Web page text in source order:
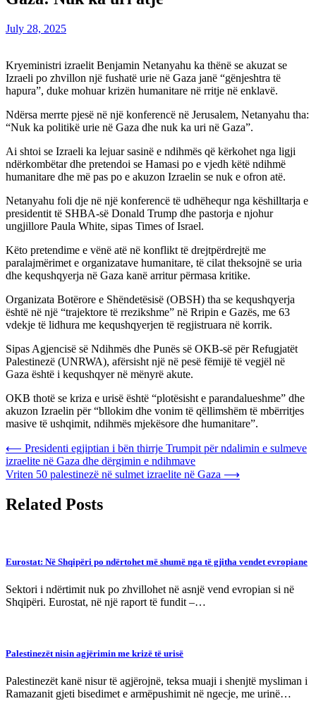
July 28, 2025
Kryeministri izraelit Benjamin Netanyahu ka thënë se akuzat se
Izraeli po zhvillon një fushatë urie në Gaza janë “gënjeshtra të
hapura”, duke mohuar krizën humanitare në rritje në enklavë.
Ndërsa merrte pjesë në një konferencë në Jerusalem, Netanyahu tha:
“Nuk ka politikë urie në Gaza dhe nuk ka uri në Gaza”.
Ai shtoi se Izraeli ka lejuar sasinë e ndihmës që kërkohet nga ligji
ndërkombëtar dhe pretendoi se Hamasi po e vjedh këtë ndihmë
humanitare dhe më pas po e akuzon Izraelin se nuk e ofron atë.
Netanyahu foli dje në një konferencë të udhëhequr nga këshilltarja e
presidentit të SHBA-së Donald Trump dhe pastorja e njohur
ungjillore Paula White, sipas Times of Israel.
Këto pretendime e vënë atë në konflikt të drejtpërdrejtë me
paralajmërimet e organizatave humanitare, të cilat theksojnë se uria
dhe kequshqyerja në Gaza kanë arritur përmasa kritike.
Organizata Botërore e Shëndetësisë (OBSH) tha se kequshqyerja
është në një “trajektore të rrezikshme” në Rripin e Gazës, me 63
vdekje të lidhura me kequshqyerjen të regjistruara në korrik.
Sipas Agjencisë së Ndihmës dhe Punës së OKB-së për Refugjatët
Palestinezë (UNRWA), afërsisht një në pesë fëmijë të vegjël në
Gaza është i kequshqyer në mënyrë akute.
OKB thotë se kriza e urisë është “plotësisht e parandalueshme” dhe
akuzon Izraelin për “bllokim dhe vonim të qëllimshëm të mbërritjes
masive të ushqimit, ndihmës mjekësore dhe humanitare”.
Post
navigation
⟵ Presidenti egjiptian i bën thirrje Trumpit për ndalimin e sulmeve
izraelite në Gaza dhe dërgimin e ndihmave
Vriten 50 palestinezë në sulmet izraelite në Gaza ⟶
Related Posts
Eurostat: Në Shqipëri po ndërtohet më shumë nga të gjitha vendet evropiane
Sektori i ndërtimit nuk po zhvillohet në asnjë vend evropian si në
Shqipëri. Eurostat, në një raport të fundit –…
Palestinezët nisin agjërimin me krizë të urisë
Palestinezët kanë nisur të agjërojnë, teksa muaji i shenjtë mysliman i
Ramazanit gjeti bisedimet e armëpushimit në ngecje, me urinë…